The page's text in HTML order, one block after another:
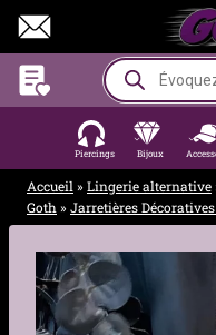
contenu
Recherche
de
produits
Piercings Bijoux
Accueil » Lingerie alternative
Goth » Jarretières